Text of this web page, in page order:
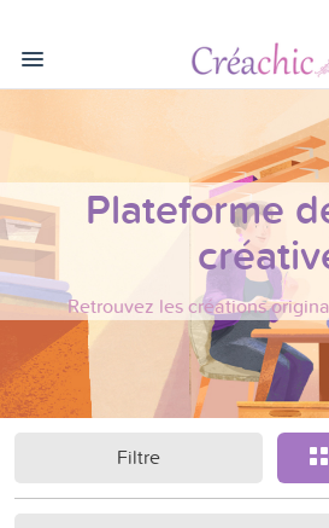
Plateforme
Retrouvez les créations
Filtre